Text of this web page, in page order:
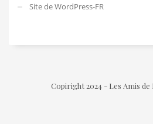
Site de WordPress-FR
Copiright 2024 - Les Amis